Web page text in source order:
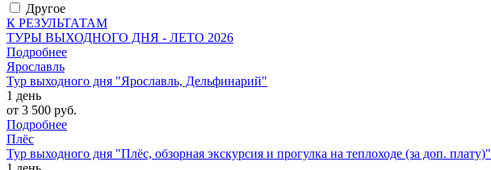
Другое
К РЕЗУЛЬТАТАМ
ТУРЫ ВЫХОДНОГО ДНЯ - ЛЕТО 2026
Подробнее
Ярославль
Тур выходного дня "Ярославль, Дельфинарий"
1 день
от 3 500 руб.
Подробнее
Плёс
Тур выходного дня "Плёс, обзорная экскурсия и прогулка на теплоходе (за доп. плату)"